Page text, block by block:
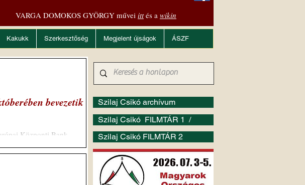
VARGA DOMOKOS GYÖRGY művei ittés a wikin
Kakukk Szerkesztőség Megjelent újságok ÁSZF
bevezetik
Központi Bank
októberét emelte...
Szilaj Csikó archívum
Szilaj Csikó FILMTÁR 1 /
Szilaj Csikó FILMTÁR 2